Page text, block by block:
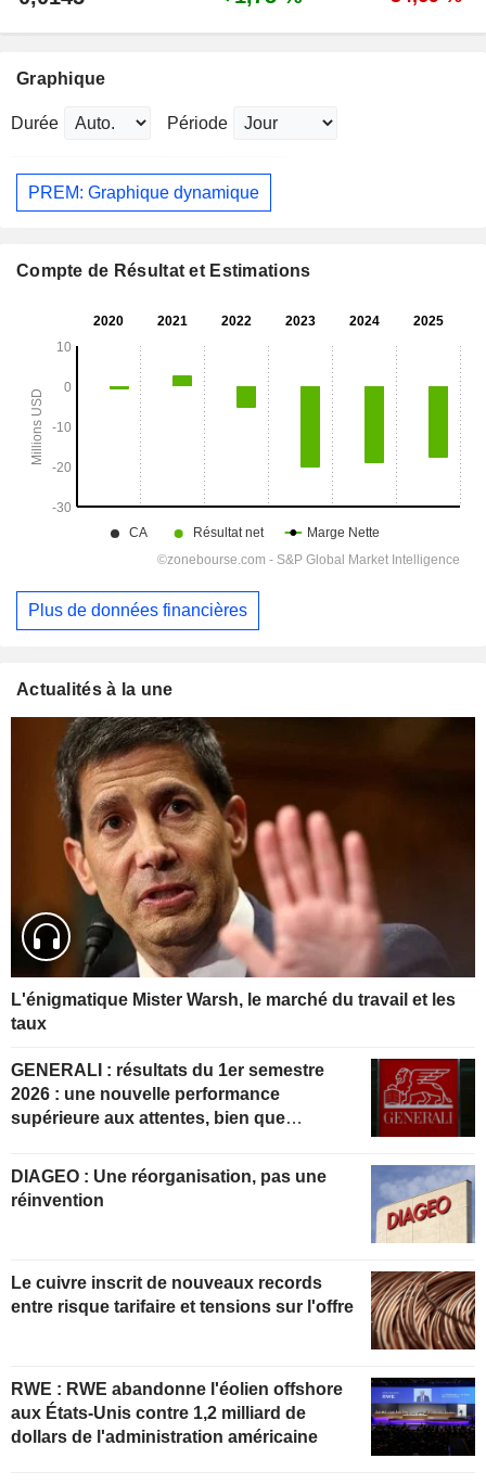
Graphique
Durée Période
PREM: Graphique dynamique
Compte de Résultat et Estimations
Plus de données financières
Actualités à la une
L'énigmatique Mister Warsh, le marché du travail et les
taux
GENERALI : résultats du 1er semestre
2026 : une nouvelle performance
supérieure aux attentes, bien que
DIAGEO : Une réorganisation, pas une
réinvention
Le cuivre inscrit de nouveaux records
entre risque tarifaire et tensions sur l'offre
RWE : RWE abandonne l'éolien offshore
aux États-Unis contre 1,2 milliard de
dollars de l'administration américaine